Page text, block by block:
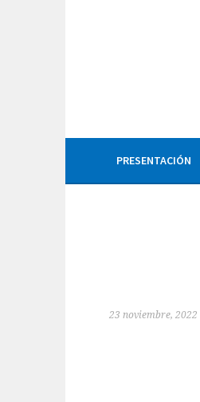
PRESENTACIÓN
23 noviembre, 2022